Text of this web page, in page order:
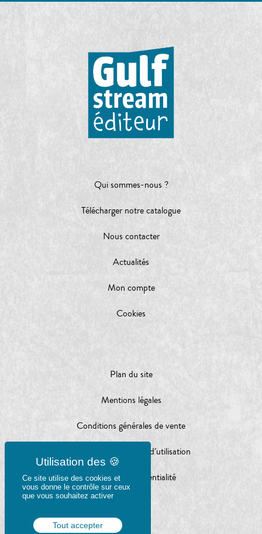
Qui sommes-nous ?
Télécharger notre catalogue
Nous contacter
Actualités
Mon compte
Cookies
Plan du site
Mentions légales
Conditions générales de vente
Conditions générales d’utilisation
Charte de confidentialité
Ce site utilise des cookies et
vous donne le contrôle sur ceux
que vous souhaitez activer
Tout accepter